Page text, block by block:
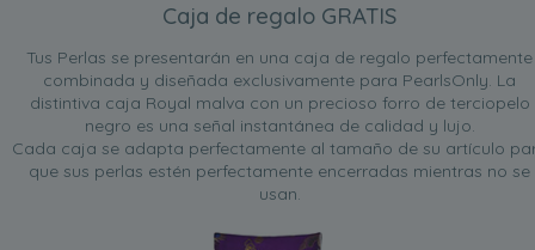
Caja de regalo GRATIS
Tus Perlas se presentarán en una caja de regalo perfectamente
combinada y diseñada exclusivamente para PearlsOnly. La
distintiva caja Royal malva con un precioso forro de terciopelo
negro es una señal instantánea de calidad y lujo.
Cada caja se adapta perfectamente al tamaño de su artículo
que sus perlas estén perfectamente encerradas mientras no se
usan.